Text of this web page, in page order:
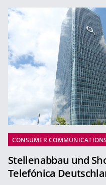
CONSUMER COMMUNICATIONS
Stellenabbau und
Telefónica